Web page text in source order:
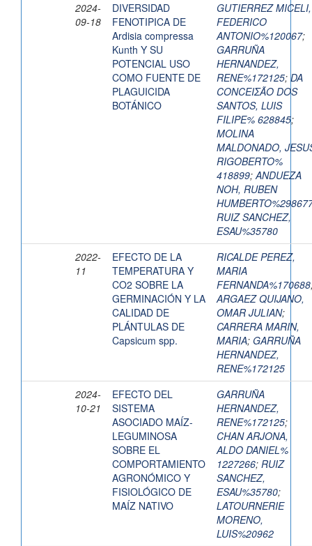
2024-
09-18
DIVERSIDAD
FENOTIPICA DE
Ardisia compressa
Kunth Y SU
POTENCIAL USO
COMO FUENTE DE
PLAGUICIDA
BOTÁNICO
GUTIERREZ MICELI,
FEDERICO
ANTONIO%120067;
GARRUÑA
HERNANDEZ,
RENE%172125; DA
CONCEIΣÃO DOS
SANTOS, LUIS
FILIPE% 628845;
MOLINA
MALDONADO,
RIGOBERTO%
418899;ANDUEZA
NOH, RUBEN
RUIZ SANCHEZ,
ESAU%35780
2022-
11
EFECTO DE LA
TEMPERATURA Y
CO2 SOBRE LA
GERMINACIÓN Y LA
CALIDAD DE
PLÁNTULAS DE
Capsicum spp.
RICALDE PEREZ,
MARIA
FERNANDA%170688
ARGAEZ QUIJANO,
OMAR JULIAN;
CARRERA MARIN,
MARIA; GARRUÑA
HERNANDEZ,
RENE%172125
2024-
10-21
EFECTO DEL
SISTEMA
ASOCIADO MAÍZ-
LEGUMINOSA
SOBRE EL
COMPORTAMIENTO
AGRONÓMICO Y
FISIOLÓGICO DE
MAÍZ NATIVO
GARRUÑA
HERNANDEZ,
RENE%172125;
CHAN ARJONA,
ALDO DANIEL%
1227266; RUIZ
SANCHEZ,
ESAU%35780;
LATOURNERIE
MORENO,
LUIS%20962